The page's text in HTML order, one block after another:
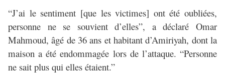
“J’ai le sentiment [que les victimes] ont été oubliées,
personne ne se souvient d’elles”, a déclaré Omar
Mahmoud, âgé de 36 ans et habitant d’Amiriyah, dont la
maison a été endommagée lors de l’attaque. “Personne
ne sait plus qui elles étaient.”